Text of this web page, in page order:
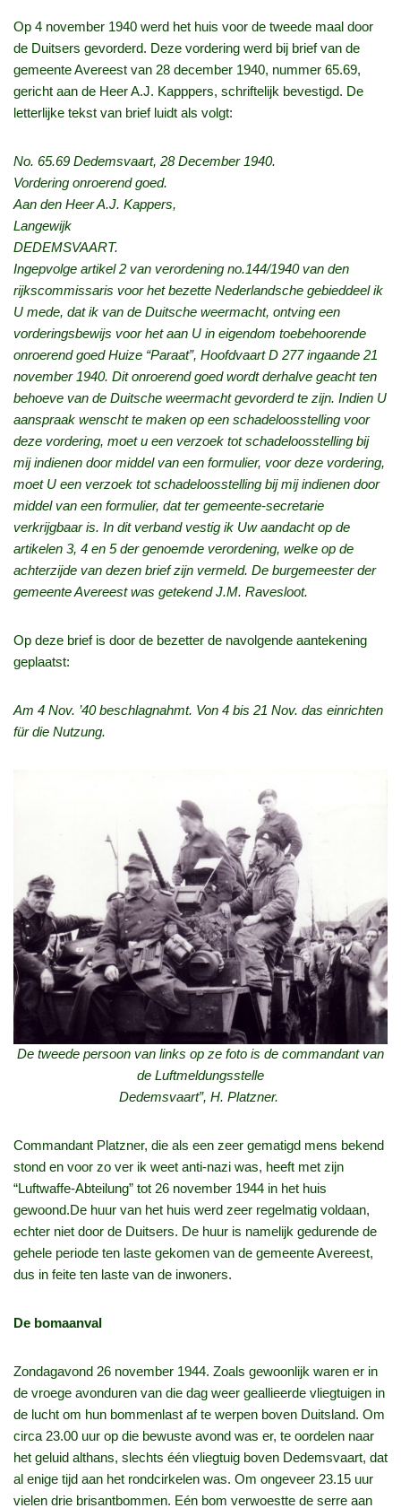
Op 4 november 1940 werd het huis voor de tweede maal door
de Duitsers gevorderd. Deze vordering werd bij brief van de
gemeente Avereest van 28 december 1940, nummer 65.69,
gericht aan de Heer A.J. Kapppers, schriftelijk bevestigd. De
letterlijke tekst van brief luidt als volgt:
No. 65.69 Dedemsvaart, 28 December 1940.
Vordering onroerend goed.
Aan den Heer A.J. Kappers,
Langewijk
DEDEMSVAART.
Ingepvolge artikel 2 van verordening no.144/1940 van den
rijkscommissaris voor het bezette Nederlandsche gebieddeel ik
U mede, dat ik van de Duitsche weermacht, ontving een
vorderingsbewijs voor het aan U in eigendom toebehoorende
onroerend goed Huize “Paraat”, Hoofdvaart D 277 ingaande 21
november 1940. Dit onroerend goed wordt derhalve geacht ten
behoeve van de Duitsche weermacht gevorderd te zijn. Indien U
aanspraak wenscht te maken op een schadeloosstelling voor
deze vordering, moet u een verzoek tot schadeloosstelling bij
mij indienen door middel van een formulier, voor deze vordering,
moet U een verzoek tot schadeloosstelling bij mij indienen door
middel van een formulier, dat ter gemeente-secretarie
verkrijgbaar is. In dit verband vestig ik Uw aandacht op de
artikelen 3, 4 en 5 der genoemde verordening, welke op de
achterzijde van dezen brief zijn vermeld. De burgemeester der
gemeente Avereest was getekend J.M. Ravesloot.
Op deze brief is door de bezetter de navolgende aantekening
geplaatst:
Am 4 Nov. ’40 beschlagnahmt. Von 4 bis 21 Nov. das einrichten
für die Nutzung.
De tweede persoon van links op ze foto is de commandant van
de Luftmeldungsstelle
Dedemsvaart”, H. Platzner.
Commandant Platzner, die als een zeer gematigd mens bekend
stond en voor zo ver ik weet anti-nazi was, heeft met zijn
“Luftwaffe-Abteilung” tot 26 november 1944 in het huis
gewoond.De huur van het huis werd zeer regelmatig voldaan,
echter niet door de Duitsers. De huur is namelijk gedurende de
gehele periode ten laste gekomen van de gemeente Avereest,
dus in feite ten laste van de inwoners.
De bomaanval
Zondagavond 26 november 1944. Zoals gewoonlijk waren er in
de vroege avonduren van die dag weer geallieerde vliegtuigen in
de lucht om hun bommenlast af te werpen boven Duitsland. Om
circa 23.00 uur op die bewuste avond was er, te oordelen naar
het geluid althans, slechts één vliegtuig boven Dedemsvaart, dat
al enige tijd aan het rondcirkelen was. Om ongeveer 23.15 uur
vielen drie brisantbommen. Eén bom verwoestte de serre aan